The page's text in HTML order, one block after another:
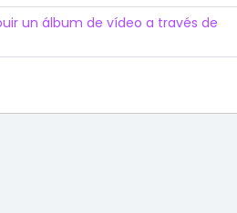
un álbum de vídeo a través de